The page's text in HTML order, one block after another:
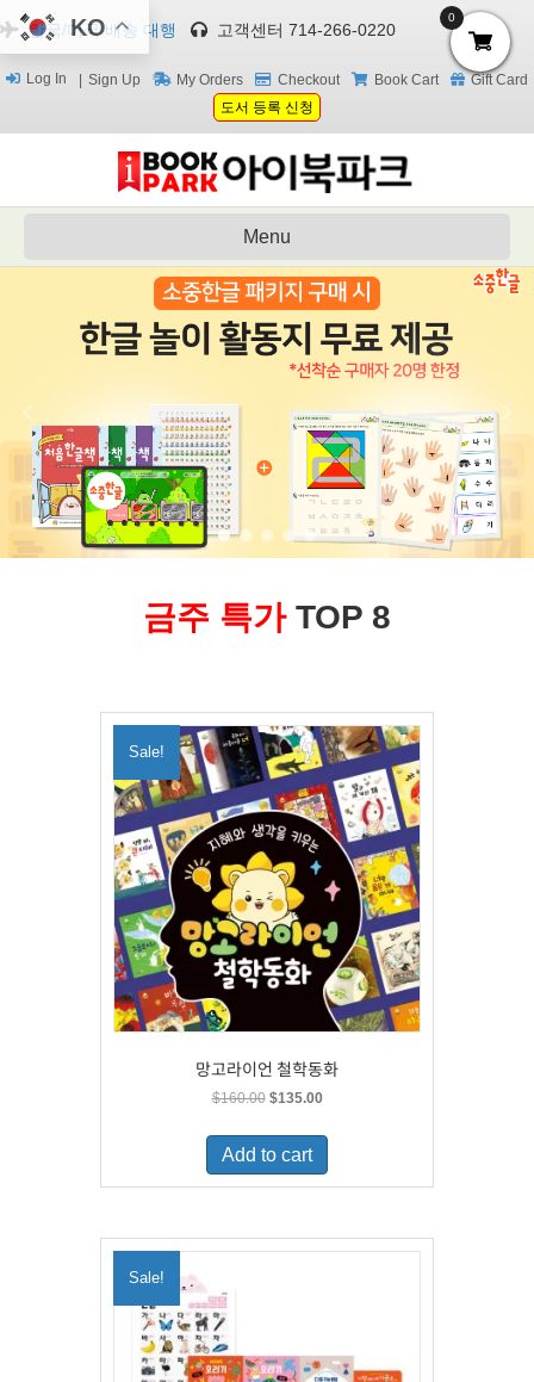
한국/미국 배송 대행 고객센터 714-266-0220
Log In Sign Up My Orders Checkout Book Cart
Gift Card
도서 등록 신청
Menu
금주 특가 TOP 8
Sale!
망고라이언 철학동화
$160.00 Original
was:
$160.00.
$135.00Current
is:
Add to cart
Sale!
KO 0